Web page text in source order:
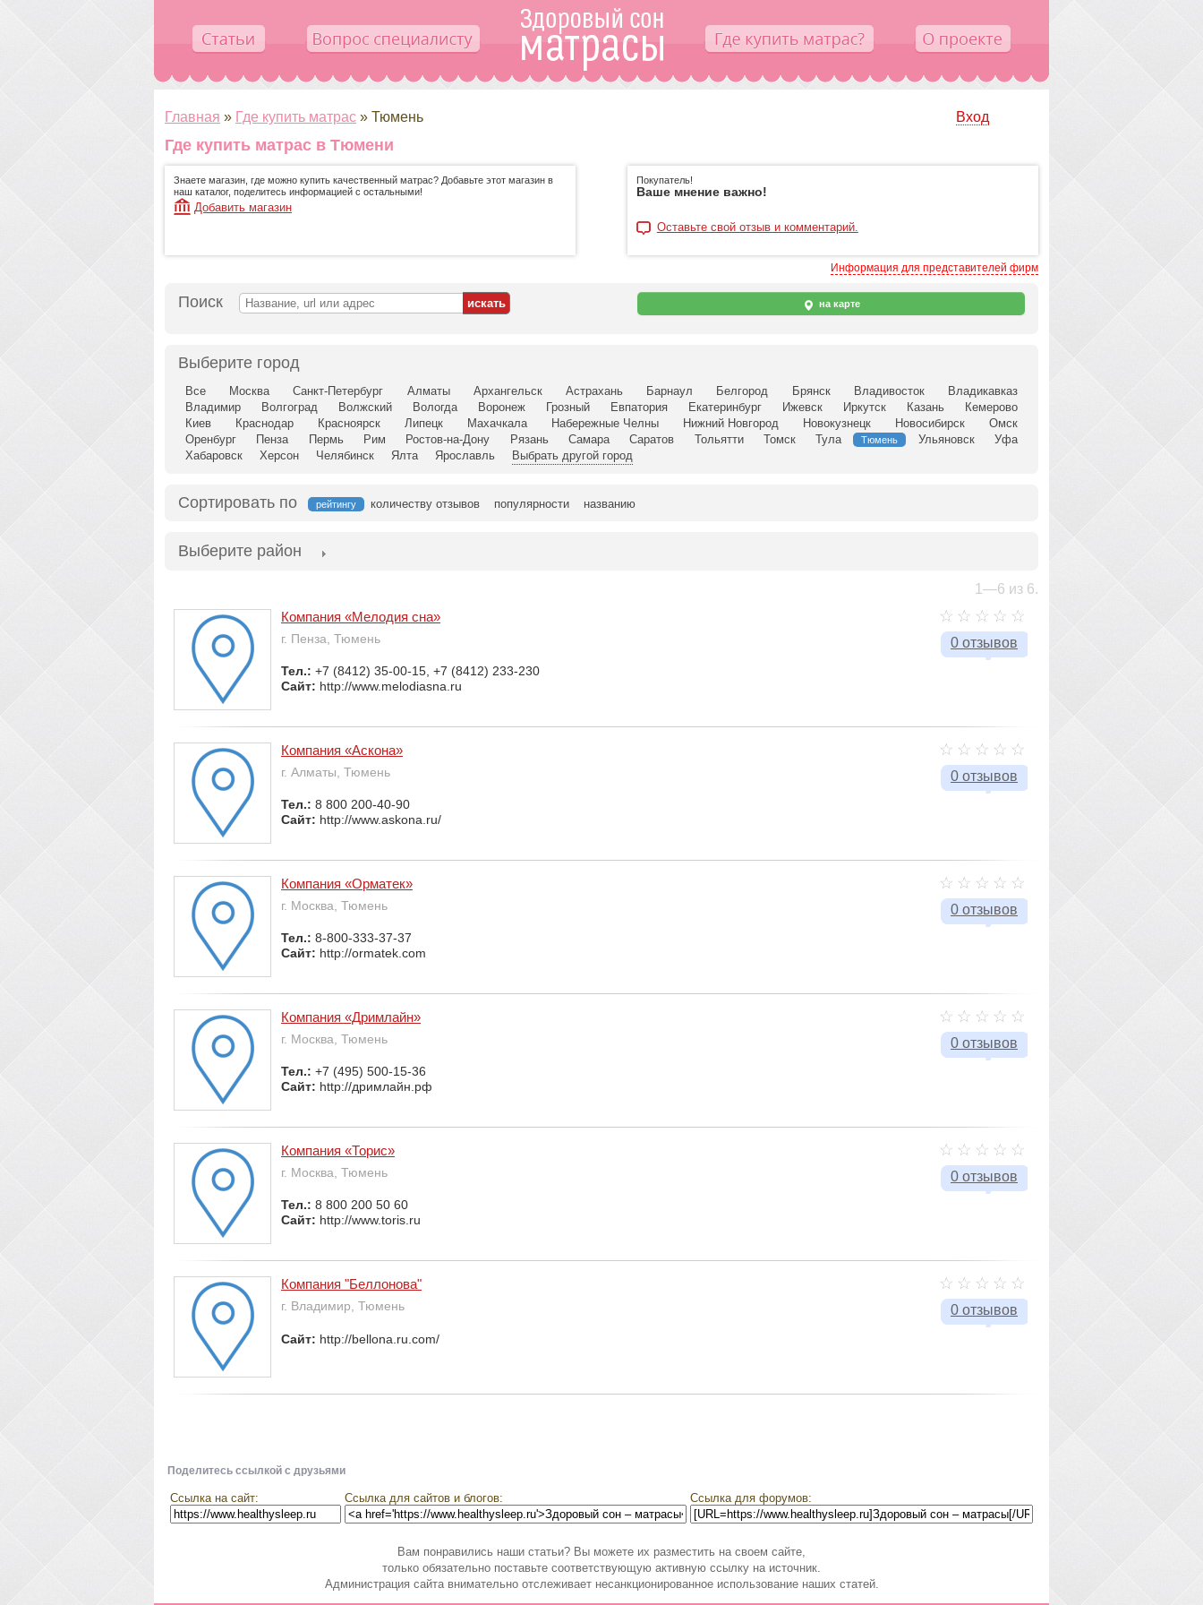
Главная » Где купить матрас » Тюмень Вход
Где купить матрас в Тюмени
Знаете магазин, где можно купить качественный матрас? Добавьте этот магазин в
наш каталог, поделитесь информацией с остальными!
Добавить магазин
Покупатель!
Ваше мнение важно!
Оставьте свой отзыв и комментарий.
Информация для представителей фирм
Поиск на карте
Выберите город
Все Москва Санкт-Петербург Алматы Архангельск Астрахань Барнаул Белгород Брянск Владивосток
Владикавказ
Владимир
Волгоград Волжский Вологда Воронеж Грозный Евпатория Екатеринбург Ижевск Иркутск Казань
Кемерово
Киев
Краснодар Красноярск Липецк Махачкала Набережные Челны Нижний Новгород Новокузнецк Новосибирск
Омск
Оренбург
Пенза Пермь Рим Ростов-на-Дону Рязань Самара Саратов Тольятти Томск Тула Тюмень Ульяновск
Уфа
Хабаровск
Херсон Челябинск Ялта Ярославль Выбрать другой город
Сортировать по рейтингу количеству отзывов популярности названию
Выберите район
1—6 из 6.
0 отзывов
Компания «Мелодия сна»
г. Пенза, Тюмень
Тел.: +7 (8412) 35-00-15, +7 (8412) 233-230
Сайт: http://www.melodiasna.ru
0 отзывов
Компания «Аскона»
г. Алматы, Тюмень
Тел.: 8 800 200-40-90
Сайт: http://www.askona.ru/
0 отзывов
Компания «Орматек»
г. Москва, Тюмень
Тел.: 8-800-333-37-37
Сайт: http://ormatek.com
0 отзывов
Компания «Дримлайн»
г. Москва, Тюмень
Тел.: +7 (495) 500-15-36
Сайт: http://дримлайн.рф
0 отзывов
Компания «Торис»
г. Москва, Тюмень
Тел.: 8 800 200 50 60
Сайт: http://www.toris.ru
0 отзывов
Компания "Беллонова"
г. Владимир, Тюмень
Сайт: http://bellona.ru.com/
Поделитесь ссылкой с друзьями
Ссылка на сайт: Ссылка для сайтов и блогов: Ссылка для форумов:
Вам понравились наши статьи? Вы можете их разместить на своем сайте,
только обязательно поставьте соответствующую активную ссылку на источник.
Администрация сайта внимательно отслеживает несанкционированное использование наших статей.